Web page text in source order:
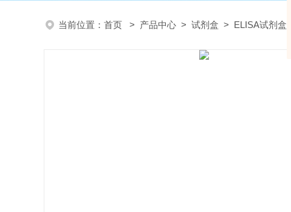
当前位置： 首页 > 产品中心 > 试剂盒 > ELISA试剂盒